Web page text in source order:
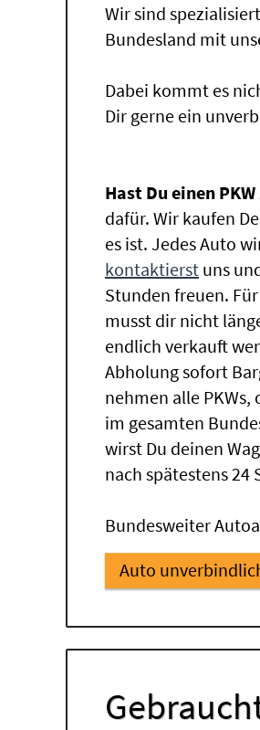
Wir sind
Bundesland mit
Dabei kommt es
Dir gerne ein
Hast Du einen
dafür. Wir kaufen
es ist. Jedes Auto
kontaktierst uns
Stunden freuen.
musst dir nicht
endlich verkauft
Abholung sofort
nehmen alle
im gesamten
wirst Du deinen
nach spätestens
Bundesweiter
Auto